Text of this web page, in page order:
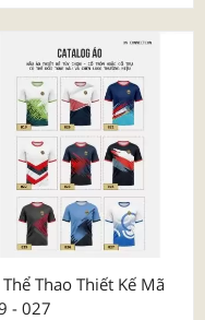
Thao Thiết Kế Mã
- 027